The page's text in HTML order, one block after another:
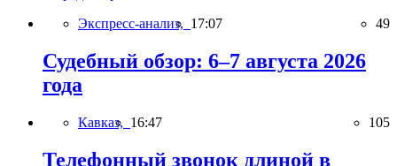
Экспресс-анализ, 17:07 49
Судебный обзор: 6–7 августа 2026
года
Кавказ, 16:47 105
Телефонный звонок длиной в